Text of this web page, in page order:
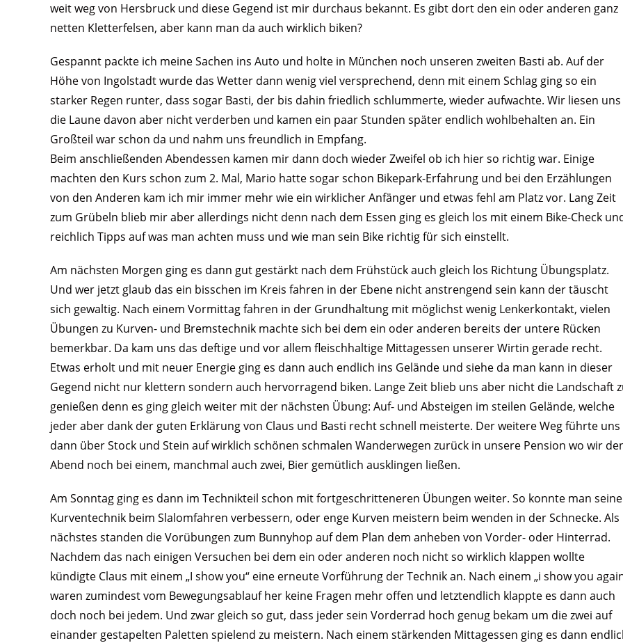
weit weg von Hersbruck und diese Gegend ist mir durchaus bekannt. Es gibt dort den ein oder anderen ganz
netten Kletterfelsen, aber kann man da auch wirklich biken?
Gespannt packte ich meine Sachen ins Auto und holte in München noch unseren zweiten Basti ab. Auf der
Höhe von Ingolstadt wurde das Wetter dann wenig viel versprechend, denn mit einem Schlag ging so ein
starker Regen runter, dass sogar Basti, der bis dahin friedlich schlummerte, wieder aufwachte. Wir liesen uns
die Laune davon aber nicht verderben und kamen ein paar Stunden später endlich wohlbehalten an. Ein
Großteil war schon da und nahm uns freundlich in Empfang.
Beim anschließenden Abendessen kamen mir dann doch wieder Zweifel ob ich hier so richtig war. Einige
machten den Kurs schon zum 2. Mal, Mario hatte sogar schon Bikepark-Erfahrung und bei den Erzählungen
von den Anderen kam ich mir immer mehr wie ein wirklicher Anfänger und etwas fehl am Platz vor. Lang Zeit
zum Grübeln blieb mir aber allerdings nicht denn nach dem Essen ging es gleich los mit einem Bike-Check
reichlich Tipps auf was man achten muss und wie man sein Bike richtig für sich einstellt.
Am nächsten Morgen ging es dann gut gestärkt nach dem Frühstück auch gleich los Richtung Übungsplatz.
Und wer jetzt glaub das ein bisschen im Kreis fahren in der Ebene nicht anstrengend sein kann der täuscht
sich gewaltig. Nach einem Vormittag fahren in der Grundhaltung mit möglichst wenig Lenkerkontakt, vielen
Übungen zu Kurven- und Bremstechnik machte sich bei dem ein oder anderen bereits der untere Rücken
bemerkbar. Da kam uns das deftige und vor allem fleischhaltige Mittagessen unserer Wirtin gerade recht.
Etwas erholt und mit neuer Energie ging es dann auch endlich ins Gelände und siehe da man kann in dieser
Gegend nicht nur klettern sondern auch hervorragend biken. Lange Zeit blieb uns aber nicht die Landschaft
genießen denn es ging gleich weiter mit der nächsten Übung: Auf- und Absteigen im steilen Gelände, welche
jeder aber dank der guten Erklärung von Claus und Basti recht schnell meisterte. Der weitere Weg führte uns
dann über Stock und Stein auf wirklich schönen schmalen Wanderwegen zurück in unsere Pension wo wir
Abend noch bei einem, manchmal auch zwei, Bier gemütlich ausklingen ließen.
Am Sonntag ging es dann im Technikteil schon mit fortgeschritteneren Übungen weiter. So konnte man seine
Kurventechnik beim Slalomfahren verbessern, oder enge Kurven meistern beim wenden in der Schnecke. Als
nächstes standen die Vorübungen zum Bunnyhop auf dem Plan dem anheben von Vorder- oder Hinterrad.
Nachdem das nach einigen Versuchen bei dem ein oder anderen noch nicht so wirklich klappen wollte
kündigte Claus mit einem „I show you“ eine erneute Vorführung der Technik an. Nach einem „i show you
waren zumindest vom Bewegungsablauf her keine Fragen mehr offen und letztendlich klappte es dann auch
doch noch bei jedem. Und zwar gleich so gut, dass jeder sein Vorderrad hoch genug bekam um die zwei auf
einander gestapelten Paletten spielend zu meistern. Nach einem stärkenden Mittagessen ging es dann